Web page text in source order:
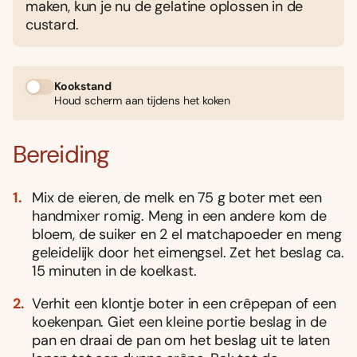
maken, kun je nu de gelatine oplossen in de
custard.
Kookstand
Houd scherm aan tijdens het koken
Bereiding
Mix de eieren, de melk en 75 g boter met een
handmixer romig. Meng in een andere kom de
bloem, de suiker en 2 el matchapoeder en meng
geleidelijk door het eimengsel. Zet het beslag ca.
15 minuten in de koelkast.
Verhit een klontje boter in een crêpepan of een
koekenpan. Giet een kleine portie beslag in de
pan en draai de pan om het beslag uit te laten